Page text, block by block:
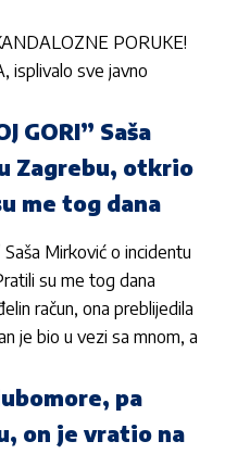
PORUKE!
isplivalo sve javno
GORI” Saša
Zagrebu, otkrio
me tog dana
Saša Mirković o incidentu
su me tog dana
račun, ona preblijedila
je bio u vezi sa mnom, a
pa
on je vratio na